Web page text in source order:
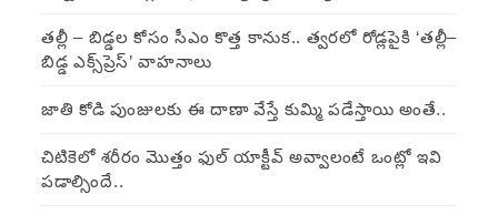
తల్లీ – బిడ్డల కోసం సీఎం కొత్త కానుక.. త్వరలో రోడ్లపైకి ‘తల్లీ–
బిడ్డ ఎక్స్‌ప్రెస్’ వాహనాలు
జాతి కోడి పుంజులకు ఈ దాణా వేస్తే కుమ్మి పడేస్తాయి అంతే..
చిటికెలో శరీరం మొత్తం ఫుల్ యాక్టీవ్ అవ్వాలంటే ఒంట్లో ఇవి
పడాల్సిందే..